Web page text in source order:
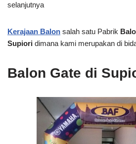
selanjutnya
Kerajaan Balon salah satu Pabrik
Supiori dimana kami merupakan di
Balon Gate di